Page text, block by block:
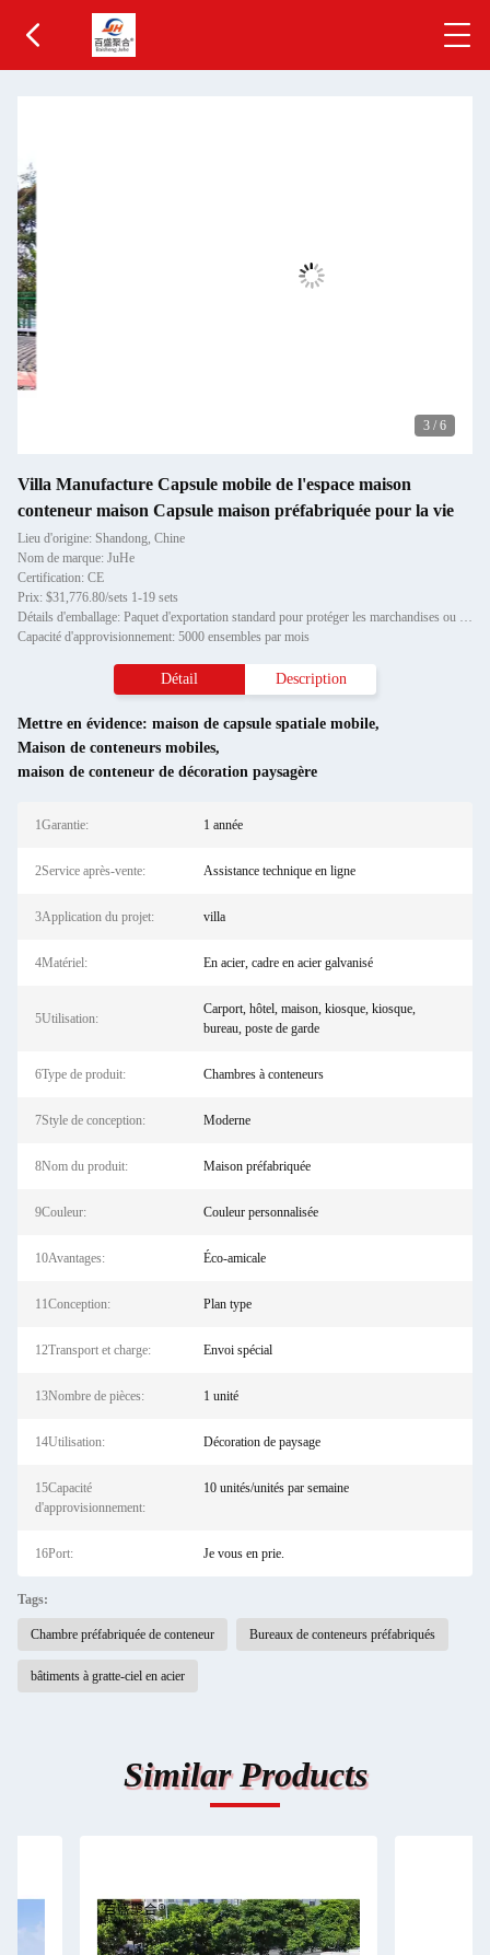
3 / 6
Villa Manufacture Capsule mobile de l'espace maison
conteneur maison Capsule maison préfabriquée pour la vie
Lieu d'origine: Shandong, Chine
Nom de marque: JuHe
Certification: CE
Prix: $31,776.80/sets 1-19 sets
Détails d'emballage: Paquet d'exportation standard pour protéger les marchandises ou les exigences du client
Capacité d'approvisionnement: 5000 ensembles par mois
Détail Description
Mettre en évidence: maison de capsule spatiale mobile,
Maison de conteneurs mobiles,
maison de conteneur de décoration paysagère
1Garantie: 1 année
2Service après-vente: Assistance technique en ligne
3Application du projet: villa
4Matériel: En acier, cadre en acier galvanisé
5Utilisation:
Carport, hôtel, maison, kiosque, kiosque,
bureau, poste de garde
6Type de produit: Chambres à conteneurs
7Style de conception: Moderne
8Nom du produit: Maison préfabriquée
9Couleur: Couleur personnalisée
10Avantages: Éco-amicale
11Conception: Plan type
12Transport et charge: Envoi spécial
13Nombre de pièces: 1 unité
14Utilisation: Décoration de paysage
15Capacité
d'approvisionnement:
10 unités/unités par semaine
16Port: Je vous en prie.
Tags:
Chambre préfabriquée de conteneur Bureaux de conteneurs préfabriqués
bâtiments à gratte-ciel en acier
Similar Products